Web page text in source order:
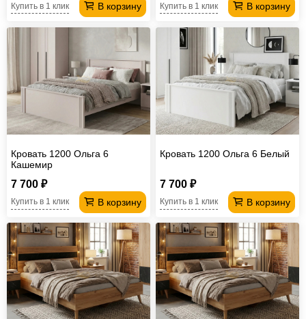
В корзину
Купить в 1 клик В корзину
Купить в 1 клик
Кровать 1200 Ольга 6
Кашемир
7 700 ₽
В корзину
Купить в 1 клик
Кровать 1200 Ольга 6 Белый
7 700 ₽
В корзину
Купить в 1 клик